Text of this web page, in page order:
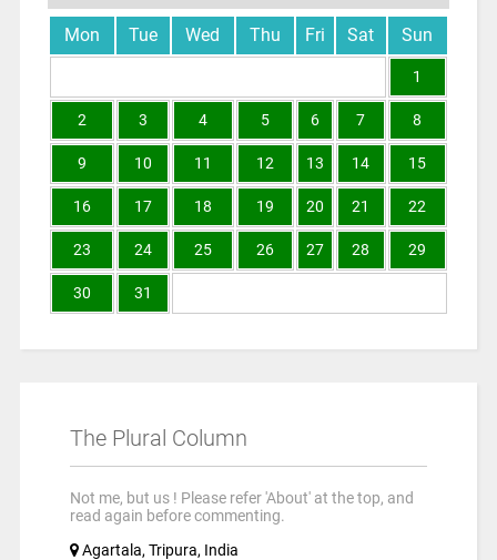
Mon Tue Wed Thu Fri Sat Sun
1
2 3 4 5 6 7 8
9 10 11 12 13 14 15
16 17 18 19 20 21 22
23 24 25 26 27 28 29
30 31
The Plural Column
Not me, but us ! Please refer 'About' at the top, and
read again before commenting.
Agartala, Tripura, India